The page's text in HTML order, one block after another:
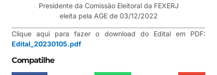
Presidente da Comissão Eleitoral da FEXERJ
eleita pela AGE de 03/12/2022
Clique aqui para fazer o download do Edital em PDF:
Edital_20230105.pdf
Compatilhe